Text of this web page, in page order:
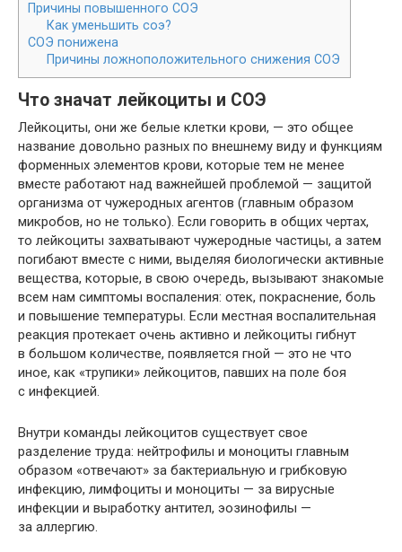
Причины повышенного СОЭ
Как уменьшить соэ?
СОЭ понижена
Причины ложноположительного снижения СОЭ
Что значат лейкоциты и СОЭ
Лейкоциты, они же белые клетки крови, — это общее
название довольно разных по внешнему виду и функциям
форменных элементов крови, которые тем не менее
вместе работают над важнейшей проблемой — защитой
организма от чужеродных агентов (главным образом
микробов, но не только). Если говорить в общих чертах,
то лейкоциты захватывают чужеродные частицы, а затем
погибают вместе с ними, выделяя биологически активные
вещества, которые, в свою очередь, вызывают знакомые
всем нам симптомы воспаления: отек, покраснение, боль
и повышение температуры. Если местная воспалительная
реакция протекает очень активно и лейкоциты гибнут
в большом количестве, появляется гной — это не что
иное, как «трупики» лейкоцитов, павших на поле боя
с инфекцией.
Внутри команды лейкоцитов существует свое
разделение труда: нейтрофилы и моноциты главным
образом «отвечают» за бактериальную и грибковую
инфекцию, лимфоциты и моноциты — за вирусные
инфекции и выработку антител, эозинофилы —
за аллергию.